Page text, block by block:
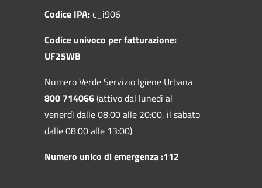
Codice IPA:c_i906
Codice univoco per fatturazione:
UF25WB
Numero Verde Servizio Igiene Urbana
800 714066(attivo dal lunedì al
venerdì dalle 08:00 alle 20:00, il sabato
dalle 08:00 alle 13:00)
Numero unico di emergenza :112